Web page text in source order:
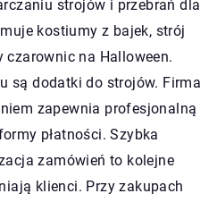
strojów i przebrań dla
kostiumy z bajek, strój
czarownic na Halloween.
są dodatki do strojów. Firma
zapewnia profesjonalną
płatności. Szybka
zamówień to kolejne
klienci. Przy zakupach